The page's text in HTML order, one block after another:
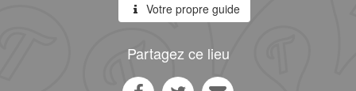
Votre propre guide
Partagez ce lieu